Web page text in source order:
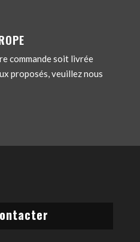
commande soit livrée
proposés, veuillez nous